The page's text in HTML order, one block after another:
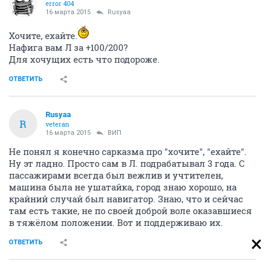
error 404
16 марта 2015 Rusyaa
Хочите, ехайте.
Нафига вам Л за +100/200?
Для хочущих есть что подороже.
ОТВЕТИТЬ
R
Rusyaa
veteran
16 марта 2015 ВИП
Не понял я конечно сарказма про "хочите", "ехайте".
Ну эт ладно. Просто сам в Л. подрабатывал 3 года. С
пассажирами всегда был вежлив и учтителен,
машина была не ушатайка, город знаю хорошо, на
крайний случай был навигатор. Знаю, что и сейчас
там есть такие, не по своей доброй воле оказавшиеся
в тяжёлом положении. Вот и поддерживаю их.
ОТВЕТИТЬ